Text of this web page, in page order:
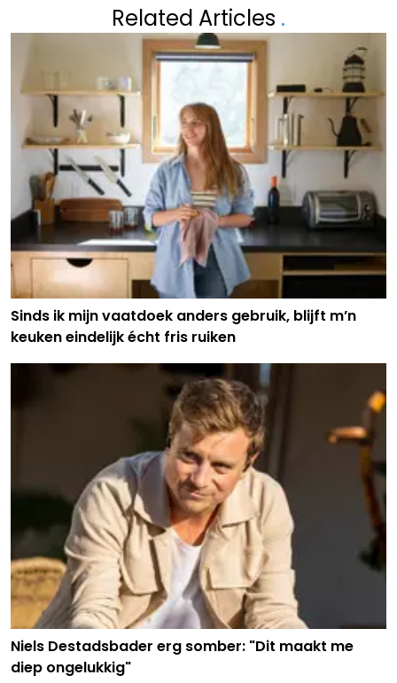
Related Articles .
Sinds ik mijn vaatdoek anders gebruik, blijft m’n
keuken eindelijk écht fris ruiken
Niels Destadsbader erg somber: "Dit maakt me
diep ongelukkig"